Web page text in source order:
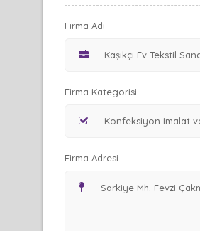
Firma Adı
Firma Kategorisi
Firma Adresi